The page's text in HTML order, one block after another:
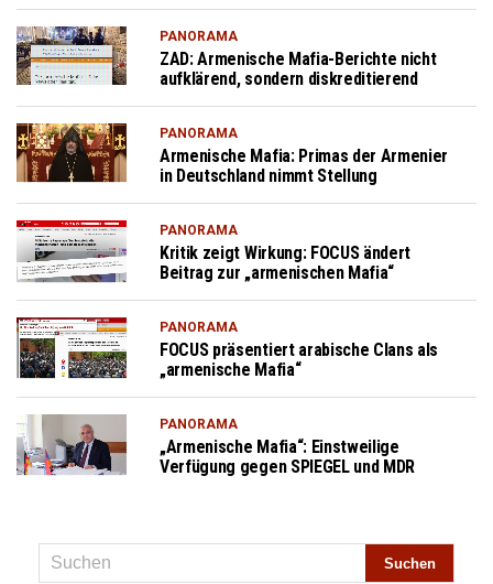
PANORAMA
ZAD: Armenische Mafia-Berichte nicht
aufklärend, sondern diskreditierend
PANORAMA
Armenische Mafia: Primas der Armenier
in Deutschland nimmt Stellung
PANORAMA
Kritik zeigt Wirkung: FOCUS ändert
Beitrag zur „armenischen Mafia“
PANORAMA
FOCUS präsentiert arabische Clans als
„armenische Mafia“
PANORAMA
„Armenische Mafia“: Einstweilige
Verfügung gegen SPIEGEL und MDR